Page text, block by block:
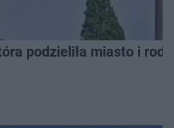
podzieliła miasto i